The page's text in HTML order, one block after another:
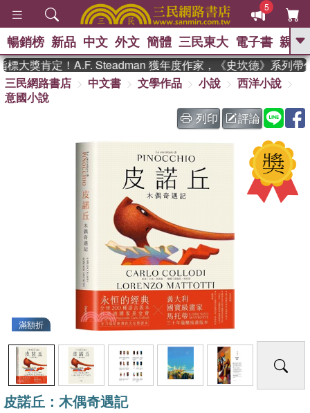
5
GO
熱搜： 東野圭吾 、 The Odyssey 、
國際布克獎 臺灣漫遊錄 、
方
台灣的李登輝時代 、 數學女
孩：黎曼猜想 、 偉大的迷走神經
暢銷榜 新品 中文 外文 簡體 三民東大 電子書 親子
獎肯定！A.F. Steadman 獲年度作家，《史坎德》系列帶你
三民網路書店
中文書 文學作品 小說
西洋小說
意國小說
列印
評論
滿額折
皮諾丘：木偶奇遇記